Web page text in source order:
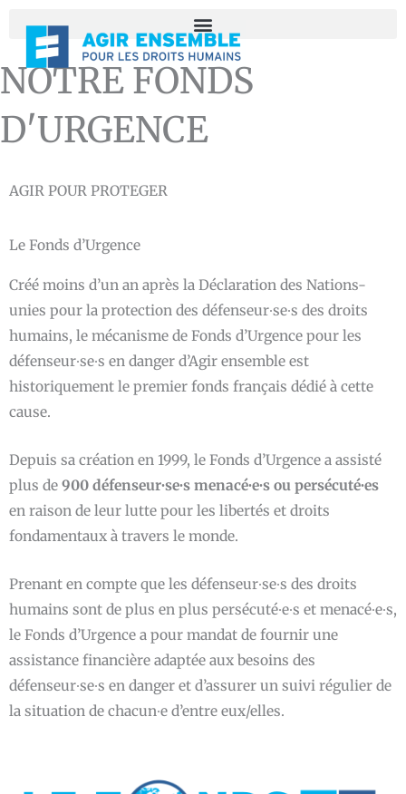
contenu
NOTRE FONDS
D'URGENCE
AGIR POUR PROTEGER
Le Fonds d’Urgence
Créé moins d’un an après la Déclaration des Nations-
unies pour la protection des défenseur∙se∙s des droits
humains, le mécanisme de Fonds d’Urgence pour les
défenseur∙se∙s en danger d’Agir ensemble est
historiquement le premier fonds français dédié à cette
cause.
Depuis sa création en 1999, le Fonds d’Urgence a assisté
plus de 900 défenseur∙se∙s menacé∙e∙s ou persécuté∙es
en raison de leur lutte pour les libertés et droits
fondamentaux à travers le monde.
Prenant en compte que les défenseur∙se∙s des droits
humains sont de plus en plus persécuté∙e∙s et menacé∙e∙s,
le Fonds d’Urgence a pour mandat de fournir une
assistance financière adaptée aux besoins des
défenseur∙se∙s en danger et d’assurer un suivi régulier de
la situation de chacun∙e d’entre eux/elles.